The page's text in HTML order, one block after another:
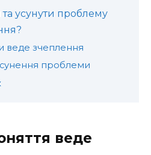
усунути проблему
веде зчеплення
проблеми
веде